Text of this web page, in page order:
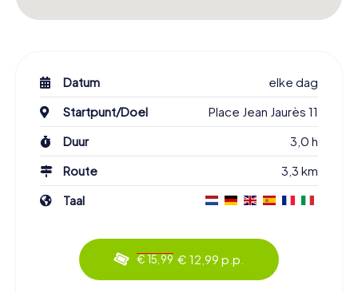
Datum
elke dag
Startpunt/Doel
Place Jean Jaurès 11
Duur
3,0 h
Route
3,3 km
Taal
€ 15,99 € 12,99 p.p.